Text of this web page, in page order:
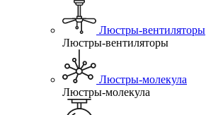
Люстры-вентиляторы
Люстры-вентиляторы
Люстры-молекула
Люстры-молекула